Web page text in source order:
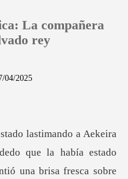
La compañera
rey
04/2025
que la había estado
una